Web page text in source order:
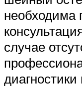
необходима
случае